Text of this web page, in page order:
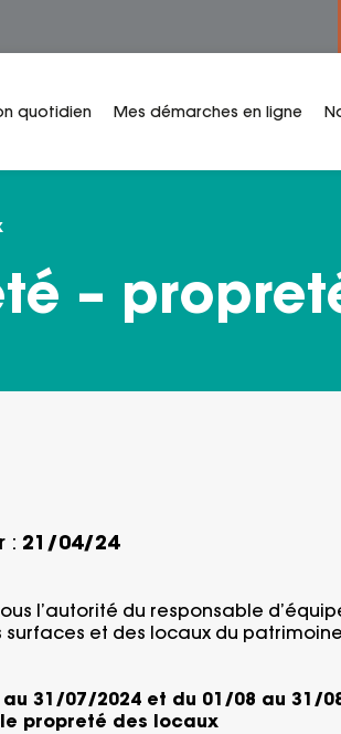
quotidien Mes démarches en ligne
–
: 21/04/24
l’autorité du responsable
et des locaux du
31/07/2024 et du 01/08 au 31/
propreté des locaux